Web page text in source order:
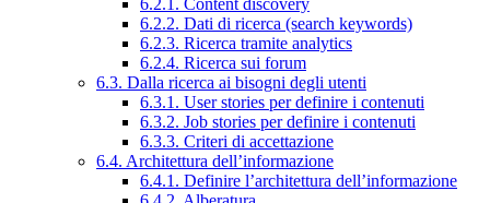
6.2.1. Content discovery
6.2.2. Dati di ricerca (search keywords)
6.2.3. Ricerca tramite analytics
6.2.4. Ricerca sui forum
6.3. Dalla ricerca ai bisogni degli utenti
6.3.1. User stories per definire i contenuti
6.3.2. Job stories per definire i contenuti
6.3.3. Criteri di accettazione
6.4. Architettura dell’informazione
6.4.1. Definire l’architettura dell’informazione